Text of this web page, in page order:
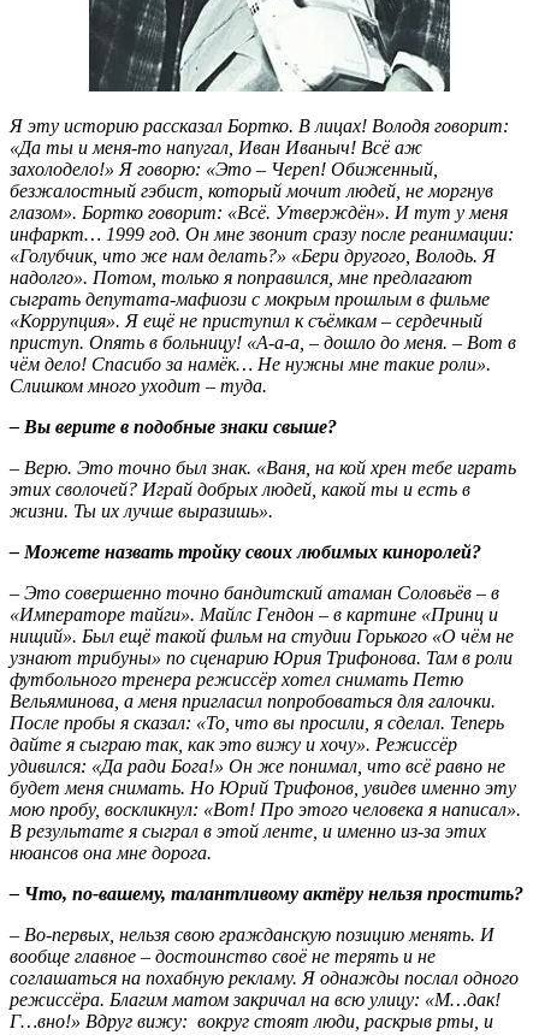
Я эту историю рассказал Бортко. В лицах! Володя говорит:
«Да ты и меня-то напугал, Иван Иваныч! Всё аж
захолодело!» Я говорю: «Это – Череп! Обиженный,
безжалостный гэбист, который мочит людей, не моргнув
глазом». Бортко говорит: «Всё. Утверждён». И тут у меня
инфаркт… 1999 год. Он мне звонит сразу после реанимации:
«Голубчик, что же нам делать?» «Бери другого, Володь. Я
надолго». Потом, только я поправился, мне предлагают
сыграть депутата-мафиози с мокрым прошлым в фильме
«Коррупция». Я ещё не приступил к съёмкам – сердечный
приступ. Опять в больницу! «А-а-а, – дошло до меня. – Вот в
чём дело! Спасибо за намёк… Не нужны мне такие роли».
Слишком много уходит – туда.
– Вы верите в подобные знаки свыше?
– Верю. Это точно был знак. «Ваня, на кой хрен тебе играть
этих сволочей? Играй добрых людей, какой ты и есть в
жизни. Ты их лучше выразишь».
– Можете назвать тройку своих любимых киноролей?
– Это совершенно точно бандитский атаман Соловьёв – в
«Императоре тайги». Майлс Гендон – в картине «Принц и
нищий». Был ещё такой фильм на студии Горького «О чём не
узнают трибуны» по сценарию Юрия Трифонова. Там в роли
футбольного тренера режиссёр хотел снимать Петю
Вельяминова, а меня пригласил попробоваться для галочки.
После пробы я сказал: «То, что вы просили, я сделал. Теперь
дайте я сыграю так, как это вижу и хочу». Режиссёр
удивился: «Да ради Бога!» Он же понимал, что всё равно не
будет меня снимать. Но Юрий Трифонов, увидев именно эту
мою пробу, воскликнул: «Вот! Про этого человека я написал».
В результате я сыграл в этой ленте, и именно из-за этих
нюансов она мне дорога.
– Что, по-вашему, талантливому актёру нельзя простить?
– Во-первых, нельзя свою гражданскую позицию менять. И
вообще главное – достоинство своё не терять и не
соглашаться на похабную рекламу. Я однажды послал одного
режиссёра. Благим матом закричал на всю улицу: «М…дак!
Г…вно!» Вдруг вижу: вокруг стоят люди, раскрыв рты, и